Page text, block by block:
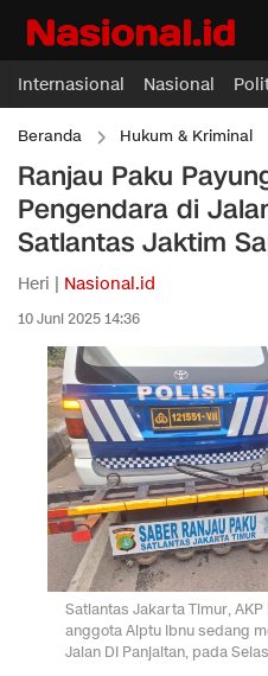
Internasional Nasional
Beranda Hukum & Kriminal
Ranjau Paku
Pengendara di
Satlantas Jaktim
Heri | Nasional.id
10 Juni 2025 14:36
Satlantas Jakarta Timur,
anggota Aiptu Ibnu sedang
Jalan DI Panjaitan, pada